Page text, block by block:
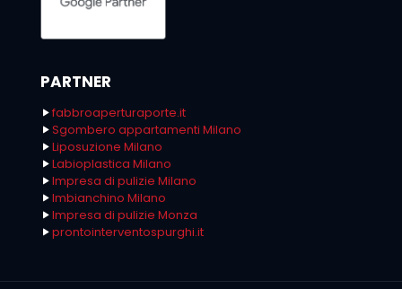
PARTNER
fabbroaperturaporte.it
Sgombero appartamenti Milano
Liposuzione Milano
Labioplastica Milano
Impresa di pulizie Milano
Imbianchino Milano
Impresa di pulizie Monza
prontointerventospurghi.it